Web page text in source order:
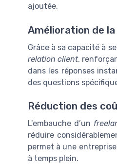
ajoutée.
Amélioration de
Grâce à sa capacité à
relation client,
dans les réponses
des questions
Réduction des
L'embauche d’un
réduire
permet à une
à temps plein.